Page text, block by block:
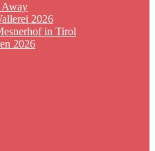
Away
2026
in Tirol
2026